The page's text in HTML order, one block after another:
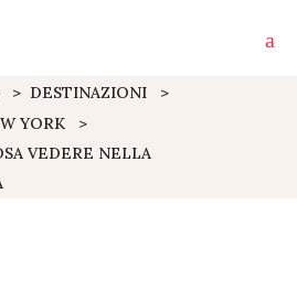
> DESTINAZIONI
>
YORK
>
VEDERE NELLA